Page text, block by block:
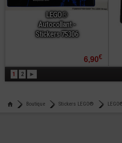
LEGO®
Autocollant -
Stickers 75306
6,90€
1 2 ►
Boutique Stickers LEGO®